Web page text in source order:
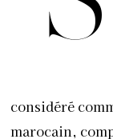
considéré
marocain,